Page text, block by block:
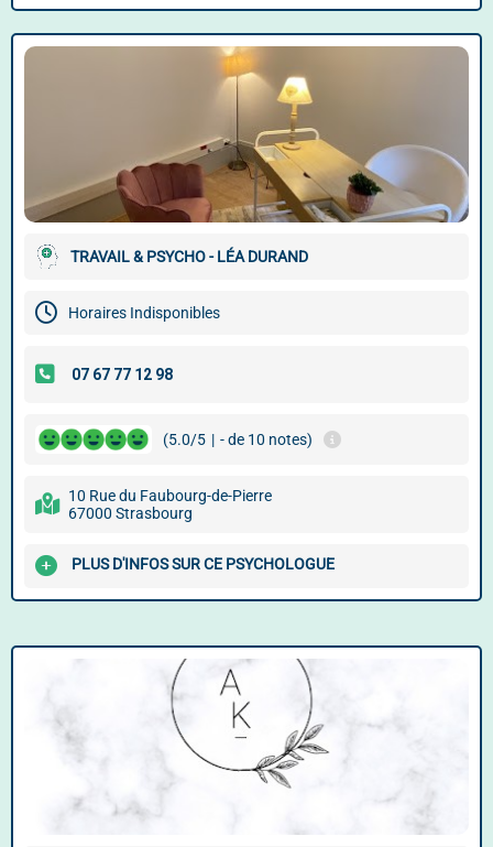
TRAVAIL & PSYCHO - LÉA DURAND
Horaires Indisponibles
(5.0/5 | - de 10 notes)
10 Rue du Faubourg-de-Pierre
67000 Strasbourg
PLUS D'INFOS SUR CE PSYCHOLOGUE